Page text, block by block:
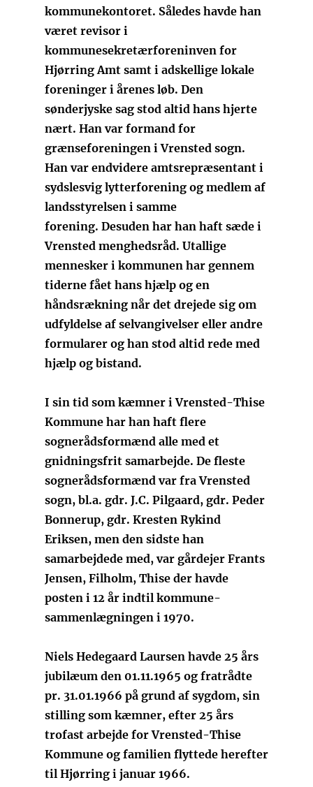
kommunekontoret. Således havde han
været revisor i
kommunesekretærforeninven for
Hjørring Amt samt i adskellige lokale
foreninger i årenes løb. Den
sønderjyske sag stod altid hans hjerte
nært. Han var formand for
grænseforeningen i Vrensted sogn.
Han var endvidere amtsrepræsentant i
sydslesvig lytterforening og medlem af
landsstyrelsen i samme
forening. Desuden har han haft sæde i
Vrensted menghedsråd. Utallige
mennesker i kommunen har gennem
tiderne fået hans hjælp og en
håndsrækning når det drejede sig om
udfyldelse af selvangivelser eller andre
formularer og han stod altid rede med
hjælp og bistand.
I sin tid som kæmner i Vrensted-Thise
Kommune har han haft flere
sognerådsformænd alle med et
gnidningsfrit samarbejde. De fleste
sognerådsformænd var fra Vrensted
sogn, bl.a. gdr. J.C. Pilgaard, gdr. Peder
Bonnerup, gdr. Kresten Rykind
Eriksen, men den sidste han
samarbejdede med, var gårdejer Frants
Jensen, Filholm, Thise der havde
posten i 12 år indtil kommune-
sammenlægningen i 1970.
Niels Hedegaard Laursen havde 25 års
jubilæum den 01.11.1965 og fratrådte
pr. 31.01.1966 på grund af sygdom, sin
stilling som kæmner, efter 25 års
trofast arbejde for Vrensted-Thise
Kommune og familien flyttede herefter
til Hjørring i januar 1966.